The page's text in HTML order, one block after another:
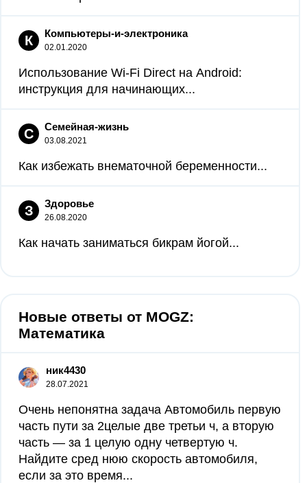
К Компьютеры-и-электроника
02.01.2020
Использование Wi-Fi Direct на Android:
инструкция для начинающих...
С Семейная-жизнь
03.08.2021
Как избежать внематочной беременности...
З Здоровье
26.08.2020
Как начать заниматься бикрам йогой...
Новые ответы от MOGZ:
Математика
ник4430
28.07.2021
Очень непонятна задача Автомобиль первую
часть пути за 2целые две третьи ч, а вторую
часть — за 1 целую одну четвертую ч.
Найдите сред нюю скорость автомобиля,
если за это время...